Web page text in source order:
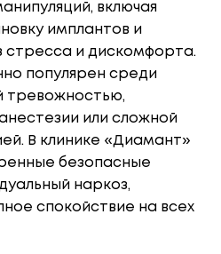
включая
имплантов и
стресса и дискомфорта.
популярен среди
тревожностью,
или сложной
В клинике «Диамант»
безопасные
наркоз,
спокойствие на всех